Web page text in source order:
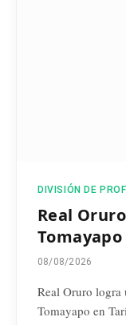
DIVISIÓN DE
Real
08/08/2026
Real Oruro logra
Tomayapo en